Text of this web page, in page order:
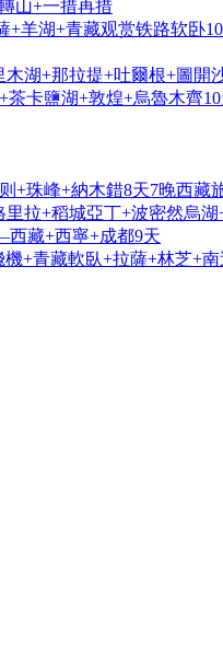
山+一措再措
羊湖+青藏观赏铁路软卧10
湖+那拉提+吐爾根+圖開
卡鹽湖+敦煌+烏魯木齊
+珠峰+納木錯8天7晚西藏
拉+稻城亞丁+波密然烏
藏+西寧+成都9天
+青藏軟臥+拉薩+林芝+